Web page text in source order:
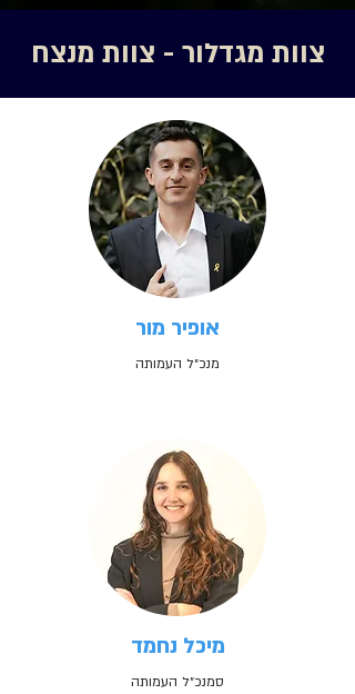
צוות מגדלור - צוות מנצח
אופיר מור
מנכ״ל העמותה
מיכל נחמד
סמנכ״ל העמותה